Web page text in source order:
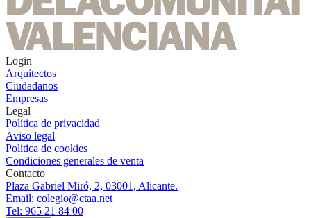
Login
Arquitectos
Ciudadanos
Empresas
Legal
Política de privacidad
Aviso legal
Política de cookies
Condiciones generales de venta
Contacto
Plaza Gabriel Miró, 2, 03001, Alicante.
Email: colegio@ctaa.net
Tel: 965 21 84 00